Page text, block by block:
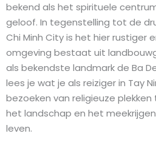
bekend als het spirituele
geloof. In tegenstelling tot de
Chi Minh City is het hier rustiger
omgeving bestaat uit
als bekendste landmark de Ba
lees je wat je als reiziger in Tay
bezoeken van religieuze
het landschap en het
leven.